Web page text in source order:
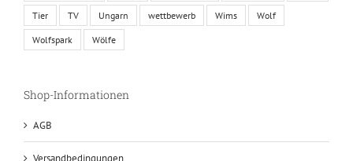
Tier TV Ungarn wettbewerb Wims Wolf
Wolfspark Wölfe
Shop-Informationen
AGB